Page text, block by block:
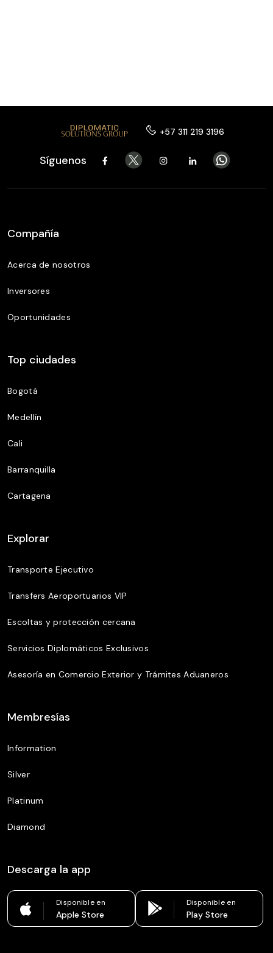
+57 311 219 3196
Síguenos
Compañía
Acerca de nosotros
Inversores
Oportunidades
Top ciudades
Bogotá
Medellín
Cali
Barranquilla
Cartagena
Explorar
Transporte Ejecutivo
Transfers Aeroportuarios VIP
Escoltas y protección cercana
Servicios Diplomáticos Exclusivos
Asesoría en Comercio Exterior y Trámites Aduaneros
Membresías
Information
Silver
Platinum
Diamond
Descarga la app
Disponible en
Apple Store
Disponible en
Play Store